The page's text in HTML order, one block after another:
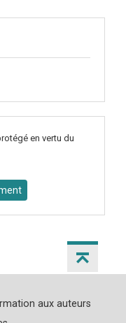
en vertu du
aux auteurs